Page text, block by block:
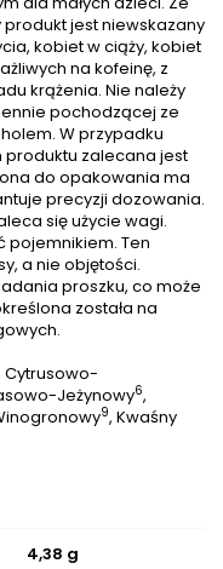
jest niewskazany
kobiet w ciąży, kobiet
na kofeinę, z
krążenia. Nie należy
pochodzącej ze
W przypadku
zalecana jest
do opakowania ma
precyzji dozowania.
się użycie wagi.
pojemnikiem. Ten
a nie objętości.
proszku, co może
została na
Cytrusowo-
Jeżynowy6,
9, Kwaśny
4,38 g